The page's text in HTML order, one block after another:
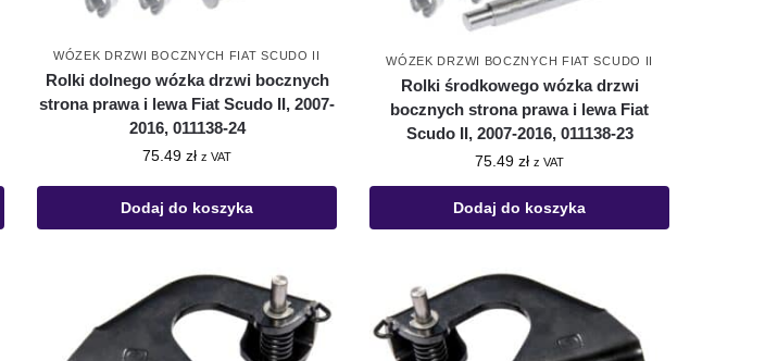
WÓZEK DRZWI BOCZNYCH FIAT SCUDO II
Rolki dolnego wózka drzwi bocznych
strona prawa i lewa Fiat Scudo II, 2007-
2016, 011138-24
75.49 zł z VAT
Dodaj do koszyka
WÓZEK DRZWI BOCZNYCH FIAT SCUDO II
Rolki środkowego wózka drzwi
bocznych strona prawa i lewa Fiat
Scudo II, 2007-2016, 011138-23
75.49zł z VAT
Dodaj do koszyka